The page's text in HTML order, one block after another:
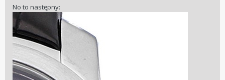
No to następny: